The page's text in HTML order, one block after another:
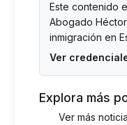
Este contenido
Abogado
inmigración en
Ver
Explora más
Ver más